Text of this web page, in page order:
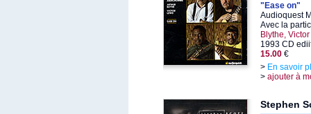
"Ease on"
Audioquest
Avec la
Blythe,
1993 CD
15.00 €
> En savoir
> ajouter à
Stephen